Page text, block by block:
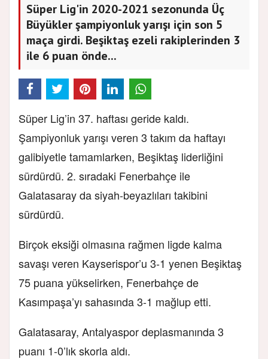
Süper Lig'in 2020-2021 sezonunda Üç
Büyükler şampiyonluk yarışı için son 5
maça girdi. Beşiktaş ezeli rakiplerinden 3
ile 6 puan önde...
Süper Lig’in 37. haftası geride kaldı.
Şampiyonluk yarışı veren 3 takım da haftayı
galibiyetle tamamlarken, Beşiktaş liderliğini
sürdürdü. 2. sıradaki Fenerbahçe ile
Galatasaray da siyah-beyazlıları takibini
sürdürdü.
Birçok eksiği olmasına rağmen ligde kalma
savaşı veren Kayserispor’u 3-1 yenen Beşiktaş
75 puana yükselirken, Fenerbahçe de
Kasımpaşa’yı sahasında 3-1 mağlup etti.
Galatasaray, Antalyaspor deplasmanında 3
puanı 1-0’lık skorla aldı.